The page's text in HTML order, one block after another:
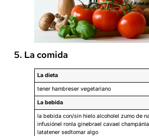
5. La comida
La dieta
tener hambreser vegetariano
La bebida
la bebida con/sin hielo alcoholel zumo de
infusiónel ronla ginebrael cavael
latatener sedtomar algo